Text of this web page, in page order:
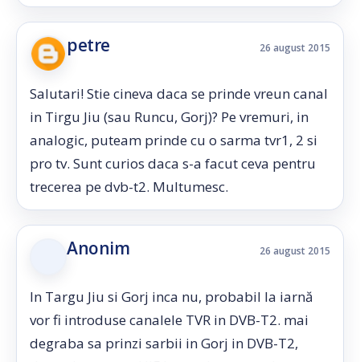
petre 26 august 2015
Salutari! Stie cineva daca se prinde vreun canal
in Tirgu Jiu (sau Runcu, Gorj)? Pe vremuri, in
analogic, puteam prinde cu o sarma tvr1, 2 si
pro tv. Sunt curios daca s-a facut ceva pentru
trecerea pe dvb-t2. Multumesc.
Anonim 26 august 2015
In Targu Jiu si Gorj inca nu, probabil la iarnă
vor fi introduse canalele TVR in DVB-T2. mai
degraba sa prinzi sarbii in Gorj in DVB-T2,